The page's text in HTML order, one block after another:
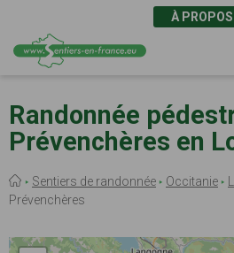
au
contenu
principal
À PROPOS
Randonnée
Prévenchères en
Fil
d'Ariane
Sentiers de randonnée Occitanie
Prévenchères